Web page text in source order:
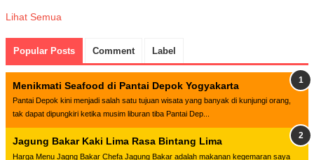
Lihat Semua
Popular Posts Comment Label
Menikmati Seafood di Pantai Depok Yogyakarta
Pantai Depok kini menjadi salah satu tujuan wisata yang banyak di kunjungi orang,
tak dapat dipungkiri ketika musim liburan tiba Pantai Dep...
Jagung Bakar Kaki Lima Rasa Bintang Lima
Harga Menu Jagng Bakar Chefa Jagung Bakar adalah makanan kegemaran saya